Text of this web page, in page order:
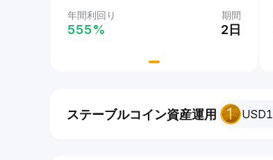
年間利回り 期間
555‎% 2日
ステーブルコイン資産運用 USD1